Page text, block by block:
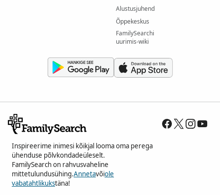
Alustusjuhend
Õppekeskus
FamilySearchi
uurimis-wiki
Inspireerime inimesi kõikjal looma oma perega
ühenduse põlvkondadeüleselt.
FamilySearch on rahvusvaheline
mittetulundusühing.Annetavõiole
vabatahtlikukstäna!